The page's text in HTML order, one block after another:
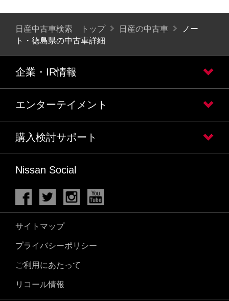
日産中古車検索 トップ 日産の中古車
ノー
ト・徳島県の中古車詳細
企業・IR情報
エンターテイメント
購入検討サポート
Nissan Social
サイトマップ
プライバシーポリシー
ご利用にあたって
リコール情報